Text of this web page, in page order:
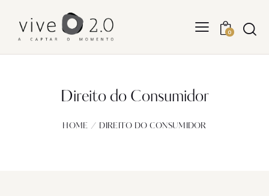
0
Direito do Consumidor
HOME DIREITO DO CONSUMIDOR